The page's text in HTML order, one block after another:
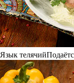
Язык телячий